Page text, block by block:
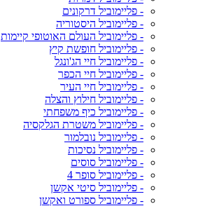
- פליימוביל דרקונים
- פליימוביל היסטוריה
- פליימוביל העולם האוטופי קיימות
- פליימוביל חופשת קיץ
- פליימוביל חיי הג'ונגל
- פליימוביל חיי הכפר
- פליימוביל חיי העיר
- פליימוביל חילוץ והצלה
- פליימוביל כיף משפחתי
- פליימוביל משטרת הגלקסיה
- פליימוביל נובלמור
- פליימוביל נסיכות
- פליימוביל סוסים
- פליימוביל סופר 4
- פליימוביל סיטי אקשן
- פליימוביל ספורט ואקשן